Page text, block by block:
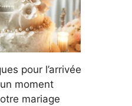
pour l’arrivée
moment
mariage